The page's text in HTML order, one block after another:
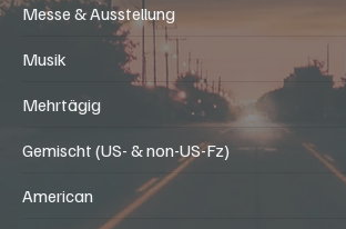
Messe & Ausstellung
Musik
Mehrtägig
Gemischt (US- & non-US-Fz)
American